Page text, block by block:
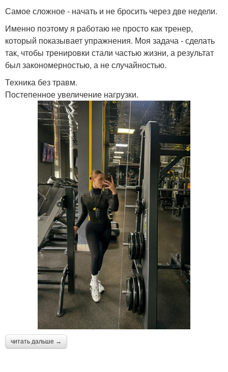
Самое сложное - начать и не бросить через две недели.
Именно поэтому я работаю не просто как тренер,
который показывает упражнения. Моя задача - сделать
так, чтобы тренировки стали частью жизни, а результат
был закономерностью, а не случайностью.
Техника без травм.
Постепенное увеличение нагрузки.
читать дальше →